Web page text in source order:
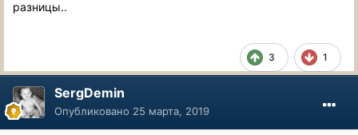
разницы..
3 1
SergDemin
Опубликовано 25 марта, 2019